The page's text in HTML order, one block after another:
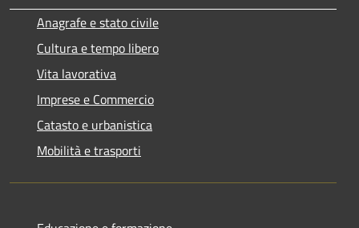
Anagrafe e stato civile
Cultura e tempo libero
Vita lavorativa
Imprese e Commercio
Catasto e urbanistica
Mobilità e trasporti